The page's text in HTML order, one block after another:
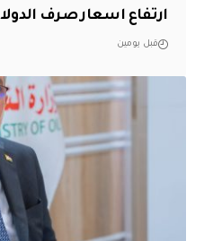
ارتفاع اسعار صرف
قبل يومين